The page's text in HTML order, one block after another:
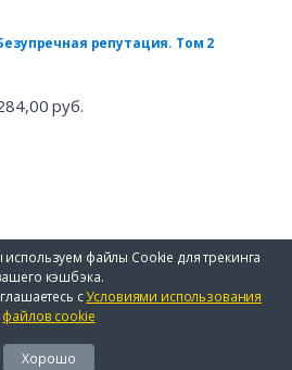
репутация. Том 2
руб.
файлы Cookie для трекинга
кэшбэка.
сУсловиями использования
файлов cookie
Хорошо